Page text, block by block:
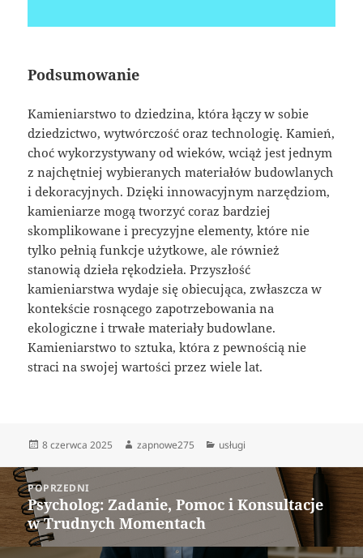
Podsumowanie
Kamieniarstwo to dziedzina, która łączy w sobie
dziedzictwo, wytwórczość oraz technologię. Kamień,
choć wykorzystywany od wieków, wciąż jest jednym
z najchętniej wybieranych materiałów budowlanych
i dekoracyjnych. Dzięki innowacyjnym narzędziom,
kamieniarze mogą tworzyć coraz bardziej
skomplikowane i precyzyjne elementy, które nie
tylko pełnią funkcje użytkowe, ale również
stanowią dzieła rękodzieła. Przyszłość
kamieniarstwa wydaje się obiecująca, zwłaszcza w
kontekście rosnącego zapotrzebowania na
ekologiczne i trwałe materiały budowlane.
Kamieniarstwo to sztuka, która z pewnością nie
straci na swojej wartości przez wiele lat.
Data
8 czerwca 2025 Autor
zapnowe275 Kategorie
usługi
Nawigacja
wpisuPOPRZEDNI
Poprzedni
wpis:
Psycholog: Zadanie, Pomoc i Konsultacje
w Trudnych Momentach